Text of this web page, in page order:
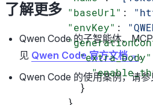
        "baseUrl"
:
        "envKey"
:
          "extra_body"
          }
        }
了解更多
Qwen Code 的子智能体、
见 Qwen Code 官方文档
。
Qwen Code 的使用案例，请参